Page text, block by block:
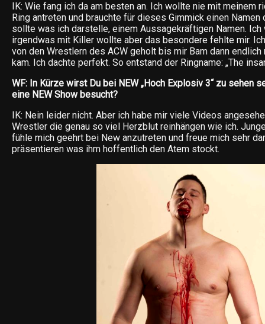
IK: Wie fang ich da am besten an. Ich wollte nie mit meinem
Ring antreten und brauchte für dieses Gimmick einen
sollte was ich darstelle, einem Aussagekräftigen Namen.
irgendwas mit Killer wollte aber das besondere fehlte mir.
von den Wrestlern des ACW geholt bis mir Bam dann endlich
kam. Ich dachte perfekt. So entstand der Ringname: „The
WF: In Kürze wirst Du bei NEW „Hoch Explosiv 3“ zu sehen
eine NEW Show besucht?
IK: Nein leider nicht. Aber ich habe mir viele Videos
Wrestler die genau so viel Herzblut reinhängen wie ich.
fühle mich geehrt bei New anzutreten und freue mich sehr
präsentieren was ihm hoffentlich den Atem stockt.